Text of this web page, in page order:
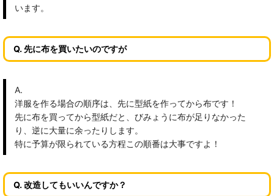
います。
Q. 先に布を買いたいのですが
A.
洋服を作る場合の順序は、先に型紙を作ってから布です！
先に布を買ってから型紙だと、びみょうに布が足りなかった
り、逆に大量に余ったりします。
特に予算が限られている方程この順番は大事ですよ！
Q. 改造してもいいんですか？